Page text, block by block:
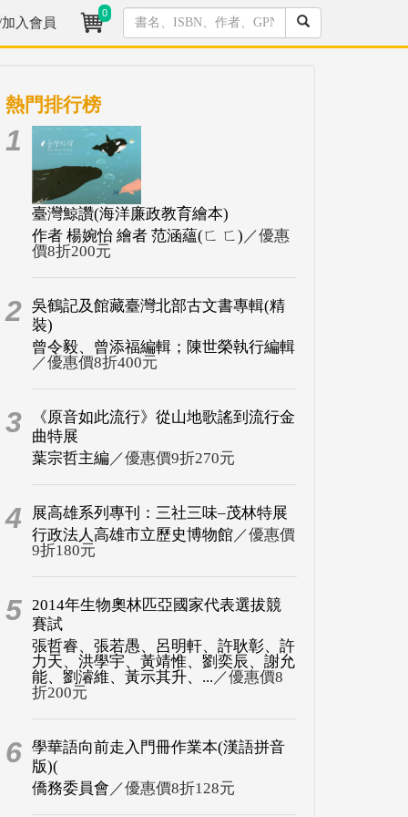
入會員
0
熱門排行榜
1
臺灣鯨讚(海洋廉政教育繪本)
作者 楊婉怡 繪者 范涵蘊(ㄈ ㄈ) ／優惠
價8折200元
2 吳鶴記及館藏臺灣北部古文書專輯(精
裝)
曾令毅、曾添福編輯；陳世榮執行編輯
／優惠價8折400元
3
《原音如此流行》從山地歌謠到流行金
曲特展
葉宗哲主編 ／優惠價9折270元
4
展高雄系列專刊：三社三味–茂林特展
行政法人高雄市立歷史博物館／優惠價
9折180元
5 2014年生物奧林匹亞國家代表選拔競
賽試
張哲睿、張若愚、呂明軒、許耿彰、許
力天、洪學宇、黃靖惟、劉奕辰、謝允
能、劉濬維、黃示其升、... ／優惠價8
折200元
6 學華語向前走入門冊作業本(漢語拼音
版)(
僑務委員會 ／優惠價8折128元